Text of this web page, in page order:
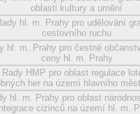
oblasti kultury a umění
hl. m. Prahy pro udělování
cestovního ruchu
hl. m. Prahy pro čestné
ceny hl. m. Prahy
Rady HMP pro oblast regulace
her na území hlavního
hl. m. Prahy pro oblast
cizinců na území hl. m.